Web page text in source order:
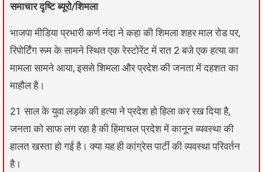
समाचार दृष्टि ब्यूरो/शिमला
भाजपा मीडिया प्रभारी कर्ण नंदा ने कहा की शिमला शहर माल रोड पर,
रिपोर्टिंग रूम के सामने स्थित एक रेस्टोरेंट में रात 2 बजे एक हत्या का
मामला सामने आया, इससे शिमला और प्रदेश की जनता में दहशत का
माहौल है।
21 साल के युवा लड़के की हत्या ने प्रदेश हो हिला कर रख दिया है,
जनता को साफ लग रहा है की हिमाचल प्रदेश में कानून व्यवस्था की
हालत खस्ता हो गई है। क्या यह ही कांग्रेस पार्टी की व्यवस्था परिवर्तन
है।